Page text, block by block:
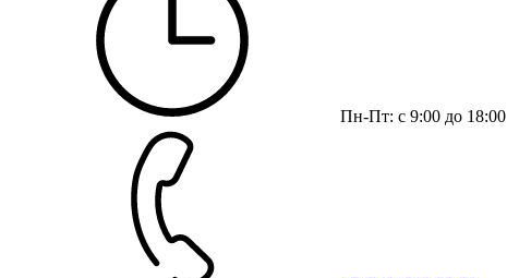
Пн-Пт: с 9:00 до 18:00